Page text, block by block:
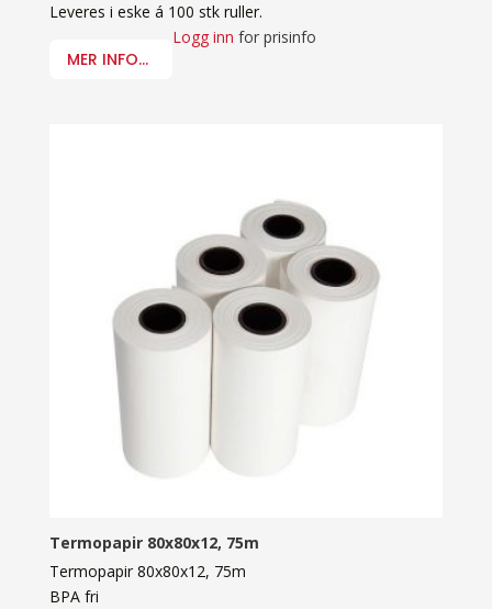
Leveres i eske á 100 stk ruller.
MER INFO...
Logg inn for prisinfo
Termopapir 80x80x12, 75m
Termopapir 80x80x12, 75m
BPA fri